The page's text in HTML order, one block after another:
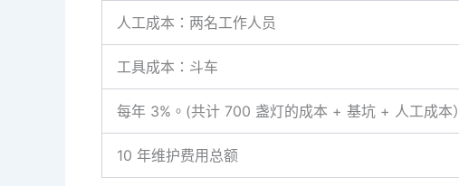
人工成本：两名工作人员
工具成本：斗车
每年 3%。(共计 700 盏灯的成本 + 基坑 + 人工成本）
10 年维护费用总额